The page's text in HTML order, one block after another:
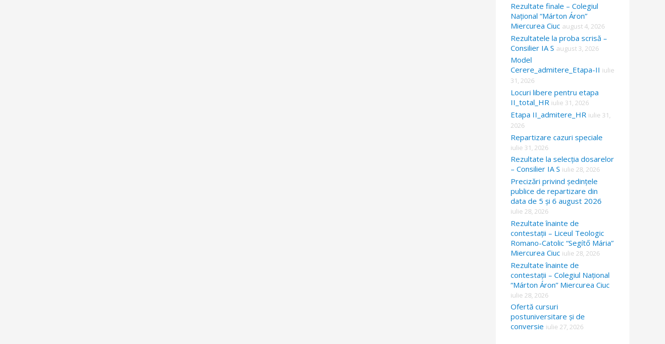
Rezultate finale – Colegiul
Național “Márton Áron”
Miercurea Ciuc august 4, 2026
Rezultatele la proba scrisă –
Consilier IA S august 3, 2026
Model
Cerere_admitere_Etapa-II iulie
31, 2026
Locuri libere pentru etapa
II_total_HR iulie 31, 2026
Etapa II_admitere_HR iulie 31,
2026
Repartizare cazuri speciale
iulie 31, 2026
Rezultate la selecția dosarelor
– Consilier IA S iulie 28, 2026
Precizări privind ședințele
publice de repartizare din
data de 5 și 6 august 2026
iulie 28, 2026
Rezultate înainte de
contestații – Liceul Teologic
Romano-Catolic “Segítő Mária”
Miercurea Ciuc iulie 28, 2026
Rezultate înainte de
contestații – Colegiul Național
“Márton Áron” Miercurea Ciuc
iulie 28, 2026
Ofertă cursuri
postuniversitare și de
conversie iulie 27, 2026